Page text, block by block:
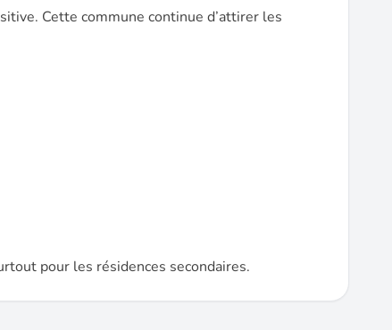
Cette commune continue d’attirer les
pour les résidences secondaires.